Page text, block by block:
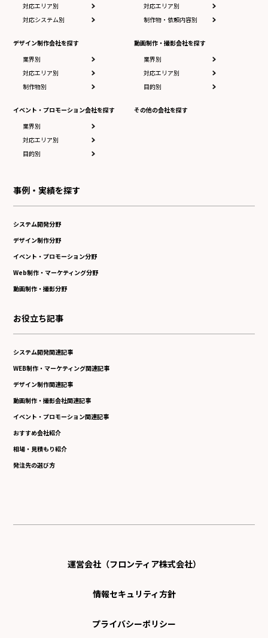
対応エリア別
対応システム別
デザイン制作会社を探す
業界別
対応エリア別
制作物別
イベント・プロモーション会社を探す
業界別
対応エリア別
目的別
対応エリア別
制作物・依頼内容別
動画制作・撮影会社を探す
業界別
対応エリア別
目的別
その他の会社を探す
事例・実績を探す
システム開発分野
デザイン制作分野
イベント・プロモーション分野
Web制作・マーケティング分野
動画制作・撮影分野
お役立ち記事
システム開発関連記事
WEB制作・マーケティング関連記事
デザイン制作関連記事
動画制作・撮影会社関連記事
イベント・プロモーション関連記事
おすすめ会社紹介
相場・見積もり紹介
発注先の選び方
運営会社（フロンティア株式会社）
情報セキュリティ方針
プライバシーポリシー